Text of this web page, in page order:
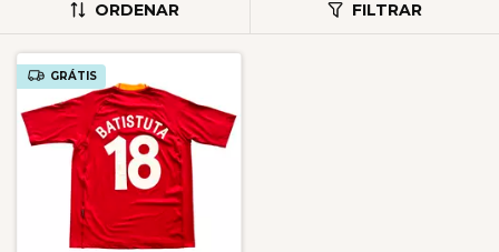
ORDENAR FILTRAR
GRÁTIS